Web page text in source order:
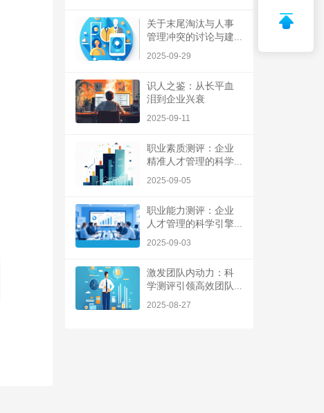
关于末尾淘汰与人事
管理冲突的讨论与建...
2025-09-29
识人之鉴：从长平血
泪到企业兴衰
2025-09-11
职业素质测评：企业
精准人才管理的科学...
2025-09-05
职业能力测评：企业
人才管理的科学引擎...
2025-09-03
激发团队内动力：科
学测评引领高效团队...
2025-08-27